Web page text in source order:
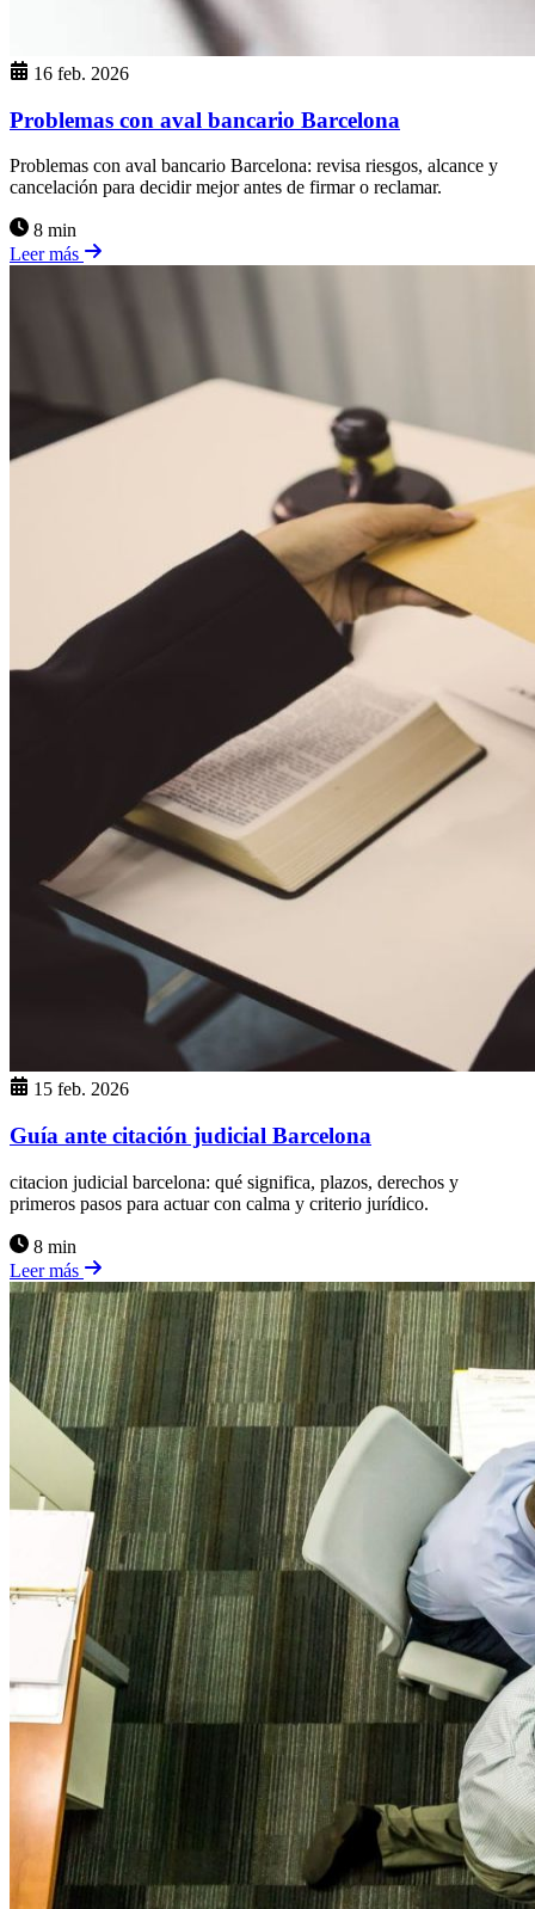
16 feb. 2026
Problemas con aval bancario Barcelona
Problemas con aval bancario Barcelona: revisa riesgos, alcance y
cancelación para decidir mejor antes de firmar o reclamar.
8 min
Leer más
15 feb. 2026
Guía ante citación judicial Barcelona
citacion judicial barcelona: qué significa, plazos, derechos y
primeros pasos para actuar con calma y criterio jurídico.
8 min
Leer más